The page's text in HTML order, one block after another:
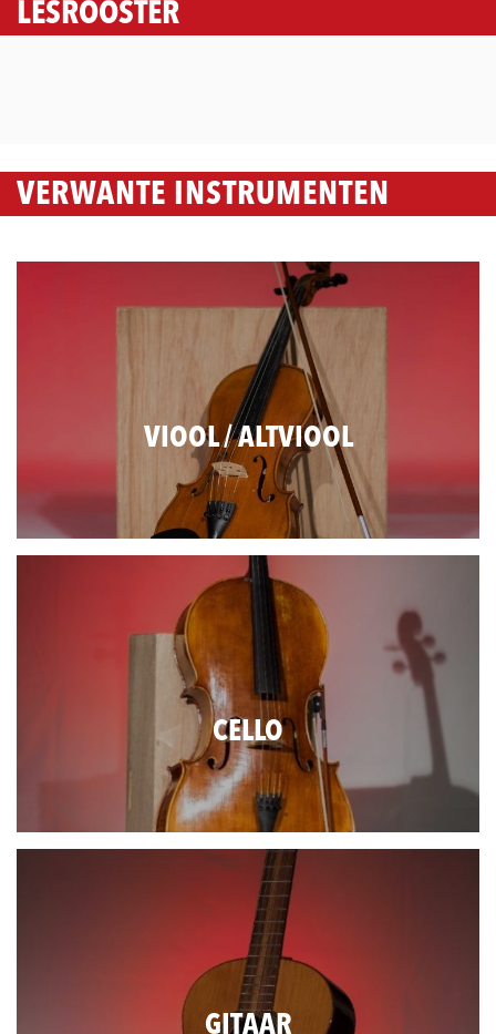
LESROOSTER
VERWANTE INSTRUMENTEN
VIOOL / ALTVIOOL
CELLO
GITAAR